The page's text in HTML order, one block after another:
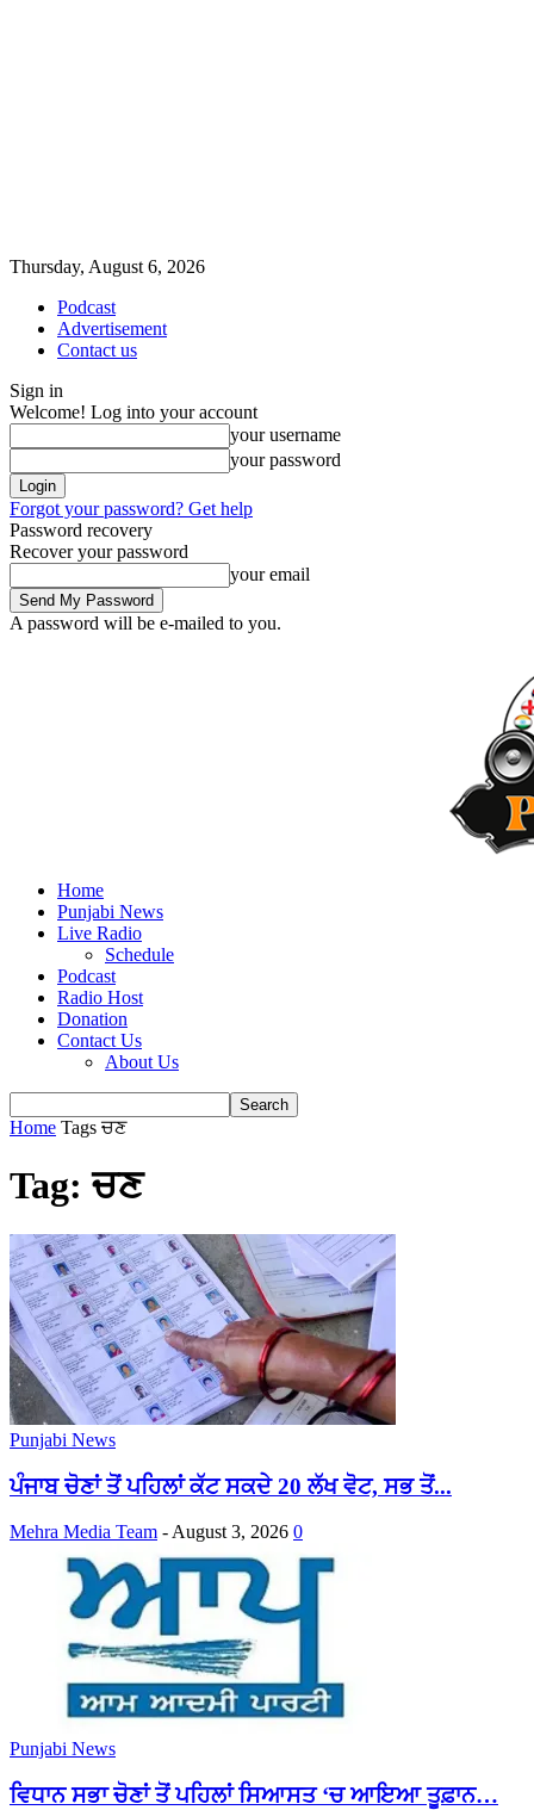
Thursday, August 6, 2026
Podcast
Advertisement
Contact us
Sign in
Welcome! Log into your account
your username
your password
Forgot your password? Get help
Password recovery
Recover your password
your email
A password will be e-mailed to you.
Home
Punjabi News
Live Radio
Schedule
Podcast
Radio Host
Donation
Contact Us
About Us
Home Tags ਚਣ
Tag: ਚਣ
Punjabi News
ਪੰਜਾਬ ਚੋਣਾਂ ਤੋਂ ਪਹਿਲਾਂ ਕੱਟ ਸਕਦੇ 20 ਲੱਖ ਵੋਟ, ਸਭ ਤੋਂ...
Mehra Media Team - August 3, 2026 0
Punjabi News
ਵਿਧਾਨ ਸਭਾ ਚੋਣਾਂ ਤੋਂ ਪਹਿਲਾਂ ਸਿਆਸਤ ‘ਚ ਆਇਆ ਤੂਫ਼ਾਨ…